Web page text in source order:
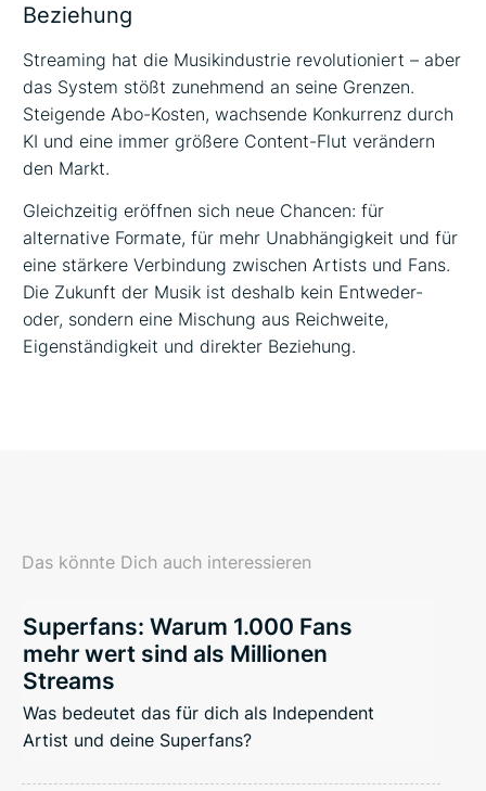
Beziehung
Streaming hat die Musikindustrie revolutioniert – aber
das System stößt zunehmend an seine Grenzen.
Steigende Abo-Kosten, wachsende Konkurrenz durch
KI und eine immer größere Content-Flut verändern
den Markt.
Gleichzeitig eröffnen sich neue Chancen: für
alternative Formate, für mehr Unabhängigkeit und für
eine stärkere Verbindung zwischen Artists und Fans.
Die Zukunft der Musik ist deshalb kein Entweder-
oder, sondern eine Mischung aus Reichweite,
Eigenständigkeit und direkter Beziehung.
Das könnte Dich auch interessieren
Superfans: Warum 1.000 Fans
mehr wert sind als Millionen
Streams
Was bedeutet das für dich als Independent
Artist und deine Superfans?